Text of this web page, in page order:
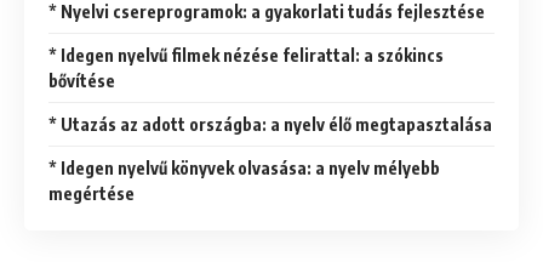
* Nyelvi csereprogramok: a gyakorlati tudás fejlesztése
* Idegen nyelvű filmek nézése felirattal: a szókincs
bővítése
* Utazás az adott országba: a nyelv élő megtapasztalása
* Idegen nyelvű könyvek olvasása: a nyelv mélyebb
megértése